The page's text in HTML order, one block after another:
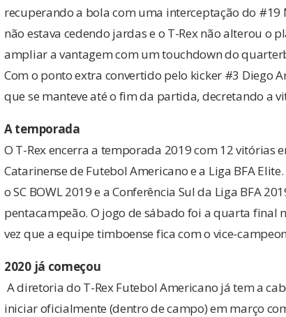
recuperando a bola com uma interceptação do #19
não estava cedendo jardas e o T-Rex não alterou o
ampliar a vantagem com um touchdown do
Com o ponto extra convertido pelo kicker #3 Diego
que se manteve até o fim da partida, decretando a
A temporada
O T-Rex encerra a temporada 2019 com 12
Catarinense de Futebol Americano e a Liga BFA
o SC BOWL 2019 e a Conferência Sul da Liga BFA
pentacampeão. O jogo de sábado foi a quarta final
vez que a equipe timboense fica com o vice-
2020 já começou
A diretoria do T-Rex Futebol Americano já tem a
iniciar oficialmente (dentro de campo) em março